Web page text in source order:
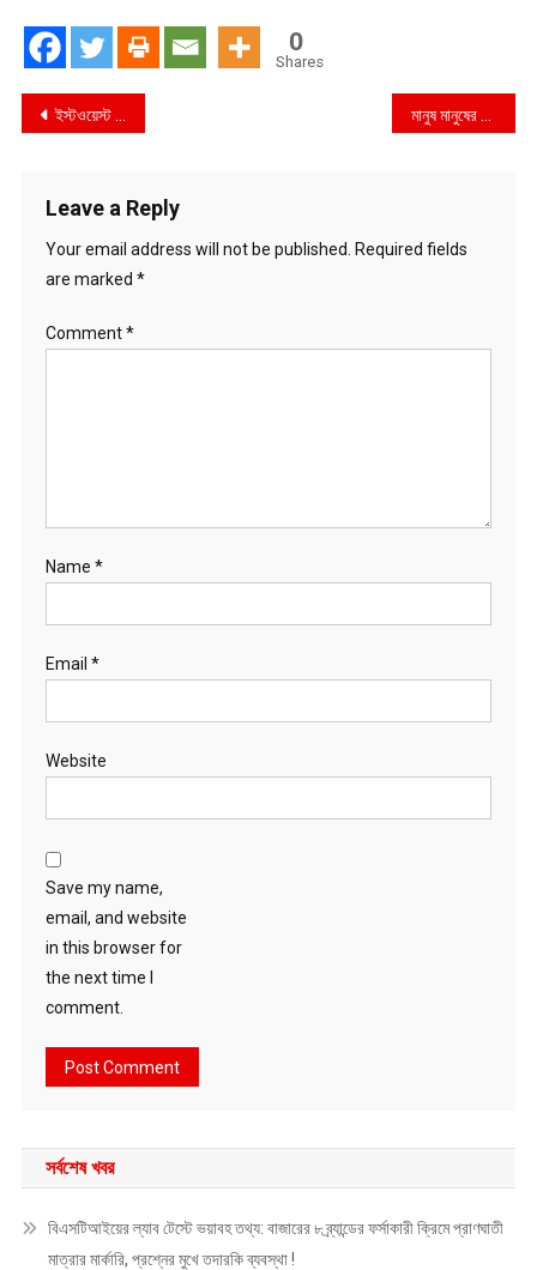
0
Shares
Post
ইস্টওয়েস্ট মিডিয়া গ্রুপে হামলার প্রতিবাদে নড়াইলে সাংবাদিক-জনতার মানববন্ধন
Leave a Reply
Your email address will not be published.
Required fields
are marked *
Comment*
Name *
Email *
Website
Save my name,
email, and website
in this browser for
the next time I
comment.
সর্বশেষ খবর
বিএসটিআইয়ের ল্যাব টেস্টে ভয়াবহ তথ্য: বাজারের ৮ ব্র্যান্ডের ফর্সাকারী ক্রিমে প্রাণঘাতী
মাত্রার মার্কারি, প্রশ্নের মুখে তদারকি ব্যবস্থা !